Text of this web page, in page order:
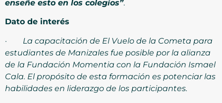
enseñe esto en los colegios”.
Dato de interés
· La capacitación de El Vuelo de la Cometa para
estudiantes de Manizales fue posible por la alianza
de la Fundación Momentia con la Fundación Ismael
Cala. El propósito de esta formación es potenciar las
habilidades en liderazgo de los participantes.